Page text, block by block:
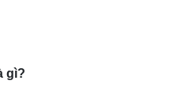
gì?